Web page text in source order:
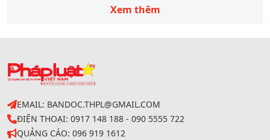
Xem thêm
EMAIL: BANDOC.THPL@GMAIL.COM
ĐIỆN THOẠI: 0917 148 188 - 090 5555 722
QUẢNG CÁO: 096 919 1612